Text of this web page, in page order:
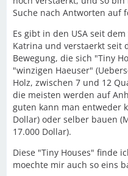
Suche nach Antworten auf
Es gibt in den USA seit
Katrina und verstaerkt seit
Bewegung, die sich "Tiny
"winzigen Haeuser"
Holz, zwischen 7 und 12
die meisten werden auf
guten kann man entweder
Dollar) oder selber bauen
17.000 Dollar).
Diese "Tiny Houses" finde
moechte mir auch so eins